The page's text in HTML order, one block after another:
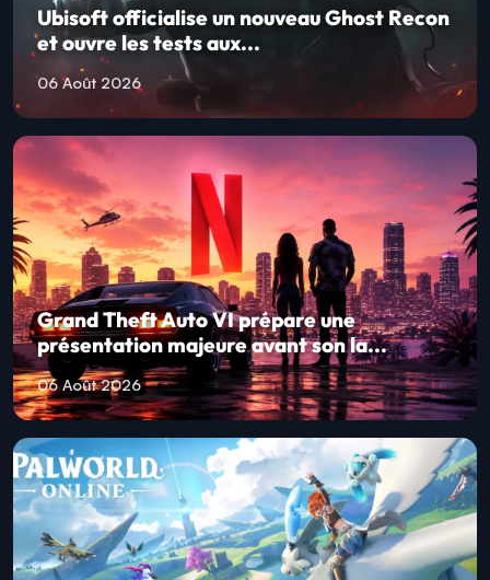
Ubisoft officialise un nouveau Ghost Recon
et ouvre les tests aux...
06 Août 2026
Grand Theft Auto VI prépare une
présentation majeure avant son la...
06 Août 2026